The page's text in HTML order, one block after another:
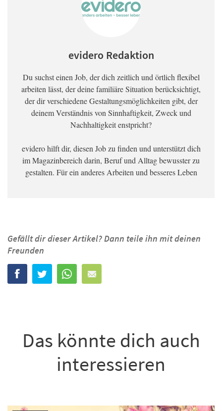
evidero Redaktion
Du suchst einen Job, der dich zeitlich und örtlich flexibel
arbeiten lässt, der deine familiäre Situation berücksichtigt,
der dir verschiedene Gestaltungsmöglichkeiten gibt, der
deinem Verständnis von Sinnhaftigkeit, Zweck und
Nachhaltigkeit enstpricht?
evidero hilft dir, diesen Job zu finden und unterstützt dich
im Magazinbereich darin, Beruf und Alltag bewusster zu
gestalten. Für ein anderes Arbeiten und besseres Leben
Gefällt dir dieser Artikel? Dann teile ihn mit deinen
Freunden
Das könnte dich auch
interessieren